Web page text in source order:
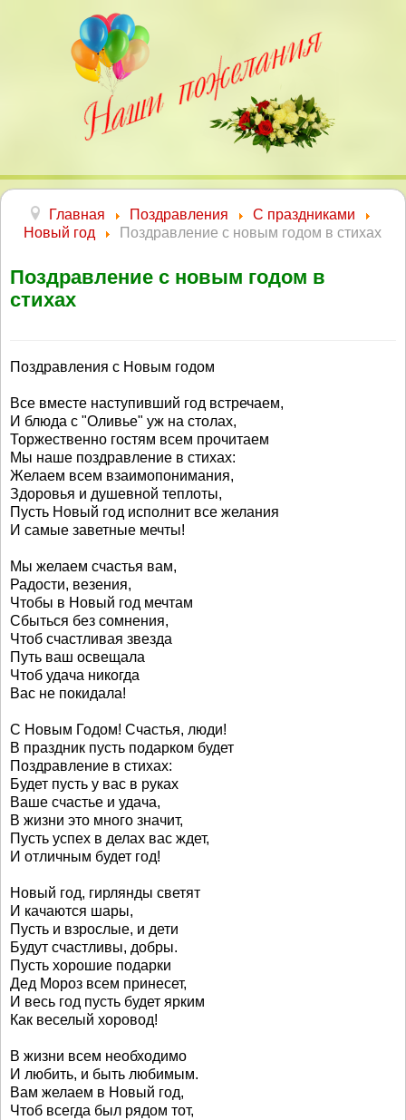
Главная Поздравления
С праздниками
Новый год
Поздравление с новым годом в стихах
Поздравление с новым годом в
стихах
Поздравления с Новым годом
Все вместе наступивший год встречаем,
И блюда с "Оливье" уж на столах,
Торжественно гостям всем прочитаем
Мы наше поздравление в стихах:
Желаем всем взаимопонимания,
Здоровья и душевной теплоты,
Пусть Новый год исполнит все желания
И самые заветные мечты!
Мы желаем счастья вам,
Радости, везения,
Чтобы в Новый год мечтам
Сбыться без сомнения,
Чтоб счастливая звезда
Путь ваш освещала
Чтоб удача никогда
Вас не покидала!
С Новым Годом! Счастья, люди!
В праздник пусть подарком будет
Поздравление в стихах:
Будет пусть у вас в руках
Ваше счастье и удача,
В жизни это много значит,
Пусть успех в делах вас ждет,
И отличным будет год!
Новый год, гирлянды светят
И качаются шары,
Пусть и взрослые, и дети
Будут счастливы, добры.
Пусть хорошие подарки
Дед Мороз всем принесет,
И весь год пусть будет ярким
Как веселый хоровод!
В жизни всем необходимо
И любить, и быть любимым.
Вам желаем в Новый год,
Чтоб всегда был рядом тот,